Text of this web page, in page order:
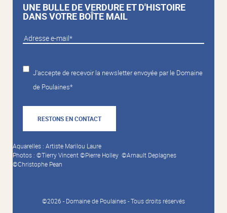
UNE BULLE DE VERDURE ET D'HISTOIRE
DANS VOTRE BOÎTE MAIL
J'accepte de recevoir la newsletter envoyée par le Domaine
de Poulaines*
RESTONS EN CONTACT
Aquarelles : Artiste Marilou Laure
Photos : ©Tierry Vincent ©Pierre Holley ©Arnault Deplagnes
©Christophe Pean
©2026 - Domaine de Poulaines - Tous droits réservés